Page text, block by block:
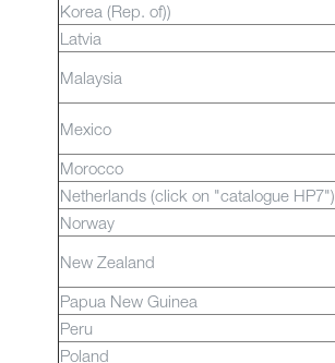
Korea (Rep. of))
Latvia
Malaysia
Mexico
Morocco
Netherlands (click on "catalogue HP7")
Norway
New Zealand
Papua New Guinea
Peru
Poland